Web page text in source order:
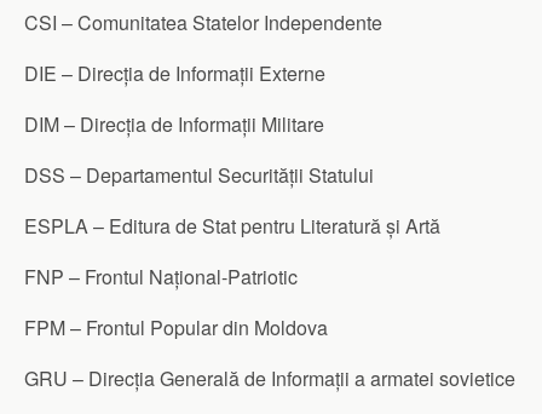
CSI – Comunitatea Statelor Independente
DIE – Direcția de Informații Externe
DIM – Direcția de Informații Militare
DSS – Departamentul Securității Statului
ESPLA – Editura de Stat pentru Literatură și Artă
FNP – Frontul Național-Patriotic
FPM – Frontul Popular din Moldova
GRU – Direcția Generală de Informații a armatei sovietice